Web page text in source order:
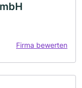
Firma bewerten